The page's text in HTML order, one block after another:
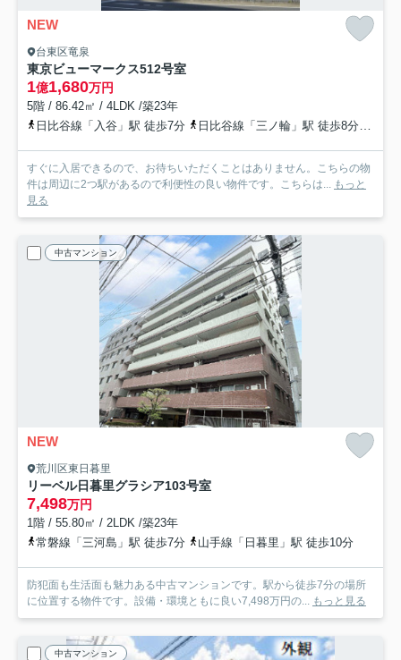
NEW
台東区竜泉
東京ビューマークス512号室
1億1,680万円
5階 / 86.42㎡ / 4LDK /築23年
日比谷線「入谷」駅 徒歩7分
日比谷線「三ノ輪」駅 徒歩8分
すぐに入居できるので、お待ちいただくことはありません。こちらの物
件は周辺に2つ駅があるので利便性の良い物件です。こちらは... もっと
見る
中古マンション
NEW
荒川区東日暮里
リーベル日暮里グラシア103号室
7,498万円
1階 / 55.80㎡ / 2LDK /築23年
常磐線「三河島」駅 徒歩7分
山手線「日暮里」駅 徒歩10分
防犯面も生活面も魅力ある中古マンションです。駅から徒歩7分の場所
に位置する物件です。設備・環境ともに良い7,498万円の... もっと見る
中古マンション